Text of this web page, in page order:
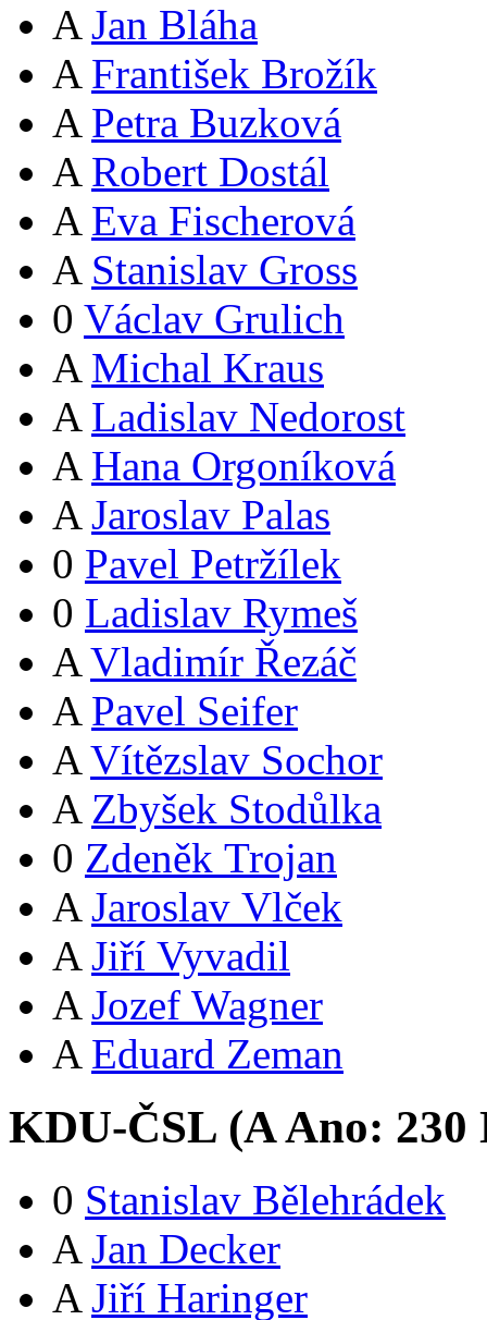
A Jan Bláha
A František Brožík
A Petra Buzková
A Robert Dostál
A Eva Fischerová
A Stanislav Gross
0 Václav Grulich
A Michal Kraus
A Ladislav Nedorost
A Hana Orgoníková
A Jaroslav Palas
0 Pavel Petržílek
0 Ladislav Rymeš
A Vladimír Řezáč
A Pavel Seifer
A Vítězslav Sochor
A Zbyšek Stodůlka
0 Zdeněk Trojan
A Jaroslav Vlček
A Jiří Vyvadil
A Jozef Wagner
A Eduard Zeman
KDU-ČSL (AAno: 230
0 Stanislav Bělehrádek
A Jan Decker
A Jiří Haringer